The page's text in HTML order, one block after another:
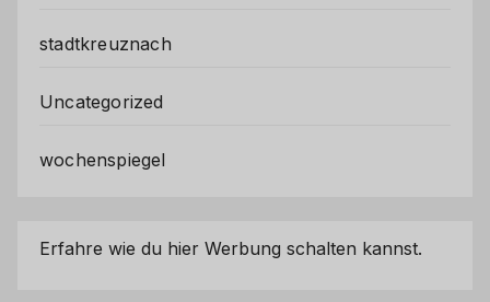
stadtkreuznach
Uncategorized
wochenspiegel
Erfahre wie du hier Werbung schalten kannst.